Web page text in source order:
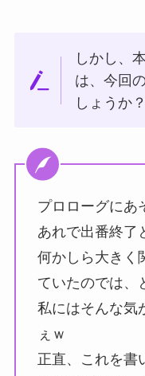
しかし、
は、今回
しょうか？
プロローグにあ
あれで出番終了
何かしら大きく
ていたのでは、
私にはそんな気
ぇｗ
正直、これを書